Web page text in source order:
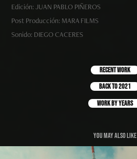
Edición: JUAN PABLO PIÑEROS
Post Producción: MARA FILMS
Sonido: DIEGO CACERES
Recent Work
Back to 2021
work by years
You may also like